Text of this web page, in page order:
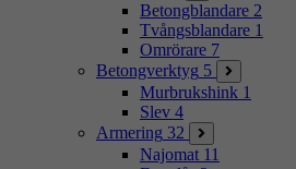
Betongblandare 2
Tvångsblandare 1
Omrörare 7
Betongverktyg 5
Murbrukshink 1
Slev 4
Armering 32
Najomat 11